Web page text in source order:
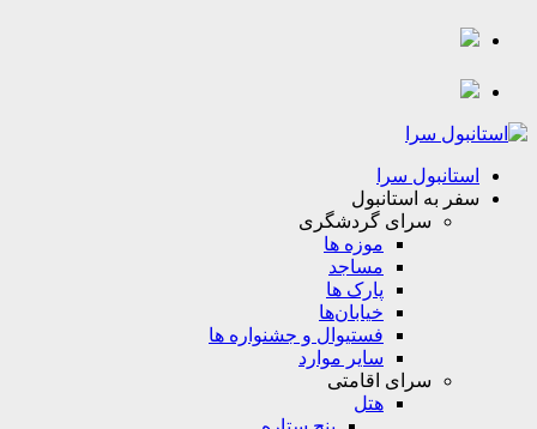
استانبول سرا
سفر به استانبول
سرای گردشگری
موزه ها
مساجد
پارک ها
خیابان‌ها
فستیوال و جشنواره ها
سایر موارد
سرای اقامتی
هتل